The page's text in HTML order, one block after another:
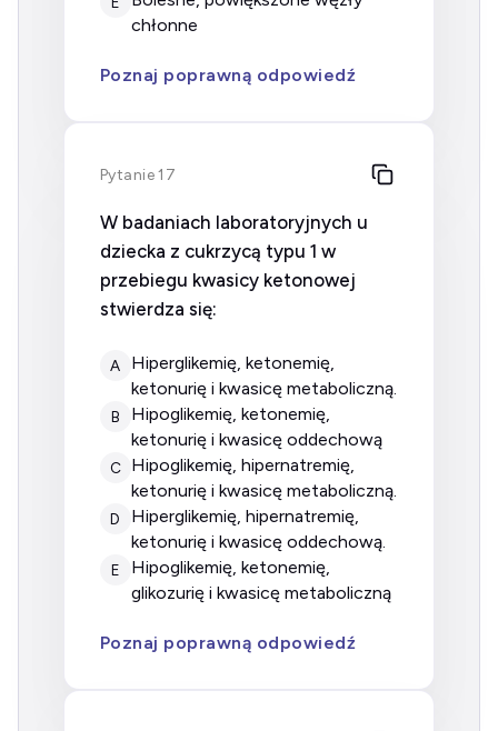
chłonne
Poznaj poprawną odpowiedź
Pytanie 17
W badaniach laboratoryjnych u
dziecka z cukrzycą typu 1 w
przebiegu kwasicy ketonowej
stwierdza się:
A
hiperglikemię, ketonemię,
ketonurię i kwasicę metaboliczną.
B
hipoglikemię, ketonemię,
ketonurię i kwasicę oddechową
C
hipoglikemię, hipernatremię,
ketonurię i kwasicę metaboliczną.
D
hiperglikemię, hipernatremię,
ketonurię i kwasicę oddechową.
E
hipoglikemię, ketonemię,
glikozurię i kwasicę metaboliczną
Poznaj poprawną odpowiedź